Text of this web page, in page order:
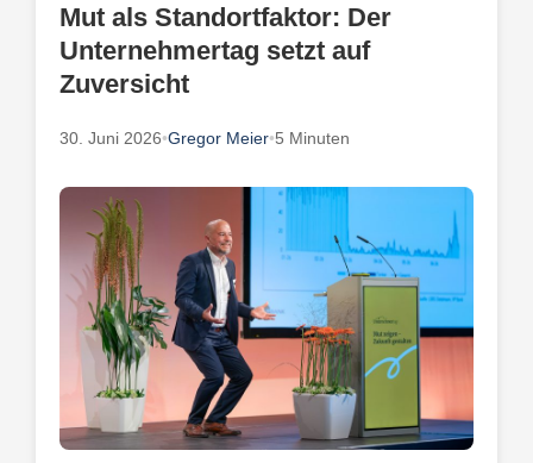
Mut als Standortfaktor: Der
Unternehmertag setzt auf
Zuversicht
30. Juni 2026•Gregor Meier•5 Minuten